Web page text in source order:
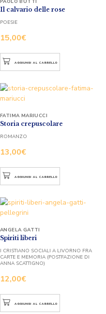
Il calvario delle rose
15,00€
POESIE
AGGIUNGI AL CARRELLO
Storia crepuscolare
13,00€
FATIMA MARIUCCI
ROMANZO
AGGIUNGI AL CARRELLO
Spiriti liberi
12,00€
ANGELA GATTI
I CRISTIANO SOCIALI A LIVORNO FRA
CARTE E MEMORIA (POSTFAZIONE DI
ANNA SCATTIGNO)
AGGIUNGI AL CARRELLO